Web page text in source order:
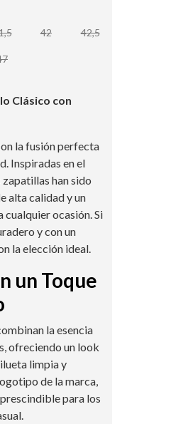
42 42,5
Clásico con
la fusión perfecta
Inspiradas en el
han sido
alta calidad y un
cualquier ocasión. Si
y con un
la elección ideal.
un Toque
la esencia
ofreciendo un look
limpia y
de la marca,
para los